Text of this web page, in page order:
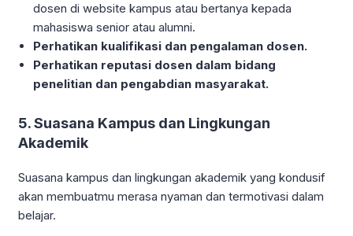
dosen di website kampus atau bertanya kepada
mahasiswa senior atau alumni.
Perhatikan kualifikasi dan pengalaman dosen.
Perhatikan reputasi dosen dalam bidang
penelitian dan pengabdian masyarakat.
5. Suasana Kampus dan Lingkungan
Akademik
Suasana kampus dan lingkungan akademik yang kondusif
akan membuatmu merasa nyaman dan termotivasi dalam
belajar.